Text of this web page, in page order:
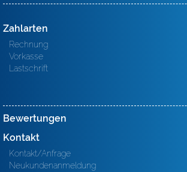
Zahlarten
Rechnung
Vorkasse
Lastschrift
Bewertungen
Kontakt
Kontakt/Anfrage
Neukundenanmeldung